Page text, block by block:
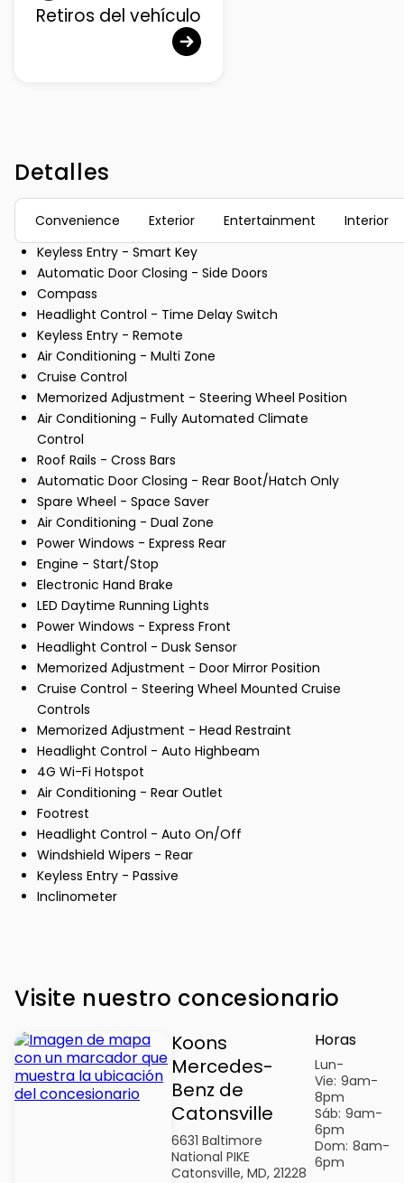
Retiros del vehículo
Detalles
Convenience Exterior Entertainment
Interior
Keyless Entry - Smart Key
Automatic Door Closing - Side Doors
Compass
Headlight Control - Time Delay Switch
Keyless Entry - Remote
Air Conditioning - Multi Zone
Cruise Control
Memorized Adjustment - Steering Wheel Position
Air Conditioning - Fully Automated Climate
Control
Roof Rails - Cross Bars
Automatic Door Closing - Rear Boot/Hatch Only
Spare Wheel - Space Saver
Air Conditioning - Dual Zone
Power Windows - Express Rear
Engine - Start/Stop
Electronic Hand Brake
LED Daytime Running Lights
Power Windows - Express Front
Headlight Control - Dusk Sensor
Memorized Adjustment - Door Mirror Position
Cruise Control - Steering Wheel Mounted Cruise
Controls
Memorized Adjustment - Head Restraint
Headlight Control - Auto Highbeam
4G Wi-Fi Hotspot
Air Conditioning - Rear Outlet
Footrest
Headlight Control - Auto On/Off
Windshield Wipers - Rear
Keyless Entry - Passive
Inclinometer
Visite nuestro concesionario
Koons
Mercedes-
Benz de
Catonsville
6631 Baltimore
National PIKE
Catonsville, MD, 21228
Horas
Lun-
Vie: 9am-
8pm
Sáb: 9am-
6pm
Dom: 8am-
6pm